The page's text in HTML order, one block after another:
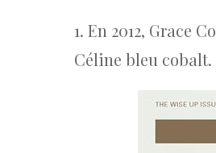
1. En 2012, Grace
Céline bleu cobalt.